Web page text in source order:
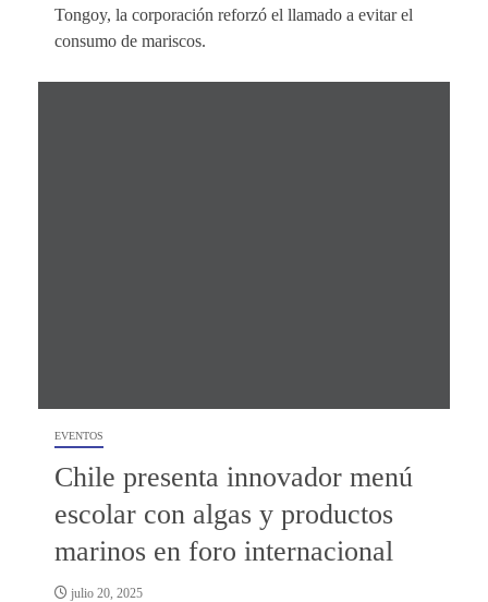
Tongoy, la corporación reforzó el llamado a evitar el
consumo de mariscos.
EVENTOS
Chile presenta innovador menú
escolar con algas y productos
marinos en foro internacional
julio 20, 2025